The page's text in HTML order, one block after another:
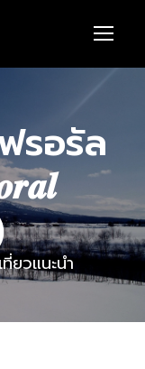
ยวแนะนำ
รอรัล